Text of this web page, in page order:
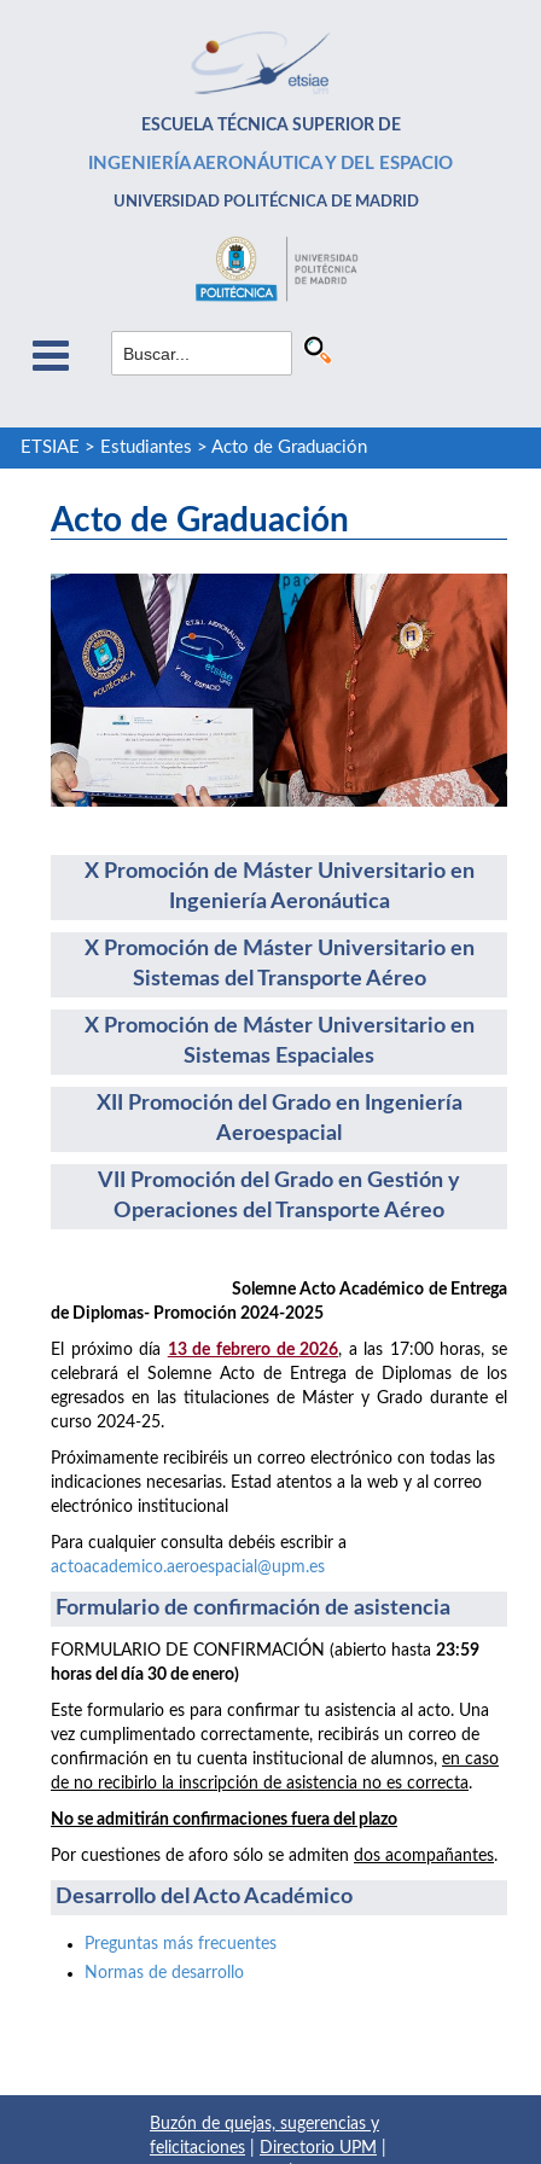
ESCUELA TÉCNICA SUPERIOR DE
INGENIERÍA AERONÁUTICA Y DEL ESPACIO
UNIVERSIDAD POLITÉCNICA DE MADRID
ETSIAE > Estudiantes > Acto de Graduación
Acto de Graduación
X Promoción de Máster Universitario en
Ingeniería Aeronáutica
X Promoción de Máster Universitario en
Sistemas del Transporte Aéreo
X Promoción de Máster Universitario en
Sistemas Espaciales
XII Promoción del Grado en Ingeniería
Aeroespacial
VII Promoción del Grado en Gestión y
Operaciones del Transporte Aéreo
Solemne Acto Académico de Entrega
de Diplomas- Promoción 2024-2025
El próximo día 13 de febrero de 2026, a las 17:00 horas, se
celebrará el Solemne Acto de Entrega de Diplomas de los
egresados en las titulaciones de Máster y Grado durante el
curso 2024-25.
Próximamente recibiréis un correo electrónico con todas las
indicaciones necesarias. Estad atentos a la web y al correo
electrónico institucional
Para cualquier consulta debéis escribir a
actoacademico.aeroespacial@upm.es
Formulario de confirmación de asistencia
FORMULARIO DE CONFIRMACIÓN (abierto hasta 23:59
horas del día 30 de enero)
Este formulario es para confirmar tu asistencia al acto. Una
vez cumplimentado correctamente, recibirás un correo de
confirmación en tu cuenta institucional de alumnos, en caso
de no recibirlo la inscripción de asistencia no es correcta.
No se admitirán confirmaciones fuera del plazo
Por cuestiones de aforo sólo se admiten dos acompañantes.
Desarrollo del Acto Académico
Preguntas más frecuentes
Normas de desarrollo
Buzón de quejas, sugerencias y
felicitaciones
Directorio UPM